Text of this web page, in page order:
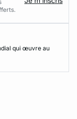
qui œuvre au